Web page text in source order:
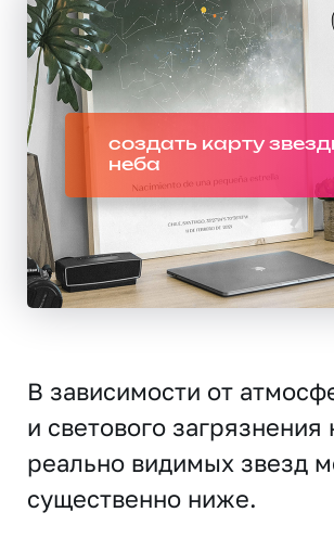
создать карту
неба
В зависимости от
и светового загрязнения
реально видимых звезд
существенно ниже.